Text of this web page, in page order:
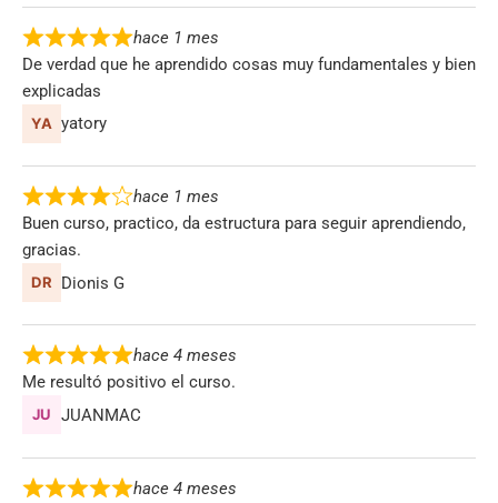
hace 1 mes
De verdad que he aprendido cosas muy fundamentales y bien
explicadas
yatory
hace 1 mes
Buen curso, practico, da estructura para seguir aprendiendo,
gracias.
Dionis G
hace 4 meses
Me resultó positivo el curso.
JUANMAC
hace 4 meses